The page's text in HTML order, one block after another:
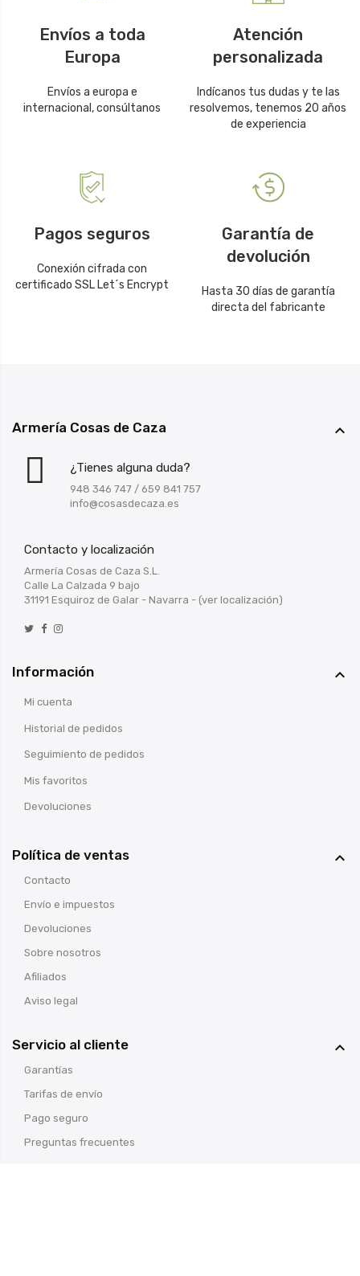
Envíos a toda
Europa
Envíos a europa e
internacional, consúltanos
Atención
personalizada
Indícanos tus dudas y te las
resolvemos, tenemos 20 años
de experiencia
Pagos seguros
Conexión cifrada con
certificado SSL Let´s Encrypt
Garantía de
devolución
Hasta 30 días de garantía
directa del fabricante
Armería Cosas de Caza 
¿Tienes alguna duda?
948 346 747 / 659 841 757
info@cosasdecaza.es
Contacto y localización
Armería Cosas de Caza S.L.
Calle La Calzada 9 bajo
31191 Esquiroz de Galar - Navarra - (ver localización)
Información 
Mi cuenta
Historial de pedidos
Seguimiento de pedidos
Mis favoritos
Devoluciones
Política de ventas 
Contacto
Envío e impuestos
Devoluciones
Sobre nosotros
Afiliados
Aviso legal
Servicio al cliente 
Garantías
Tarifas de envío
Pago seguro
Preguntas frecuentes